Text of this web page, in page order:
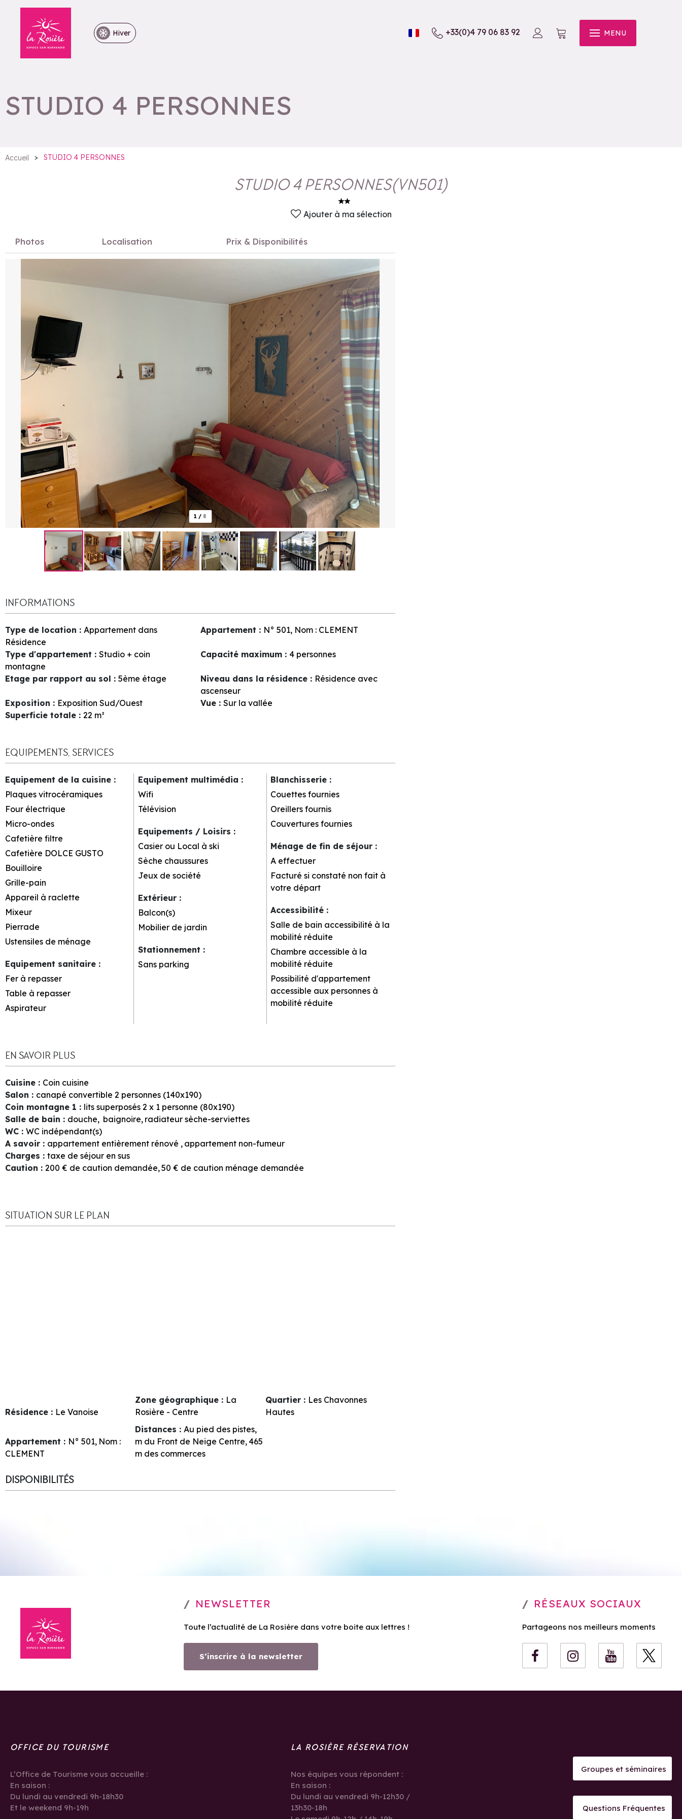
Hiver +33(0)4 79 06 83 92 MENU
STUDIO 4 PERSONNES
Accueil > STUDIO 4 PERSONNES
STUDIO 4 PERSONNES(VN501)
Ajouter à ma sélection
Photos Localisation Prix & Disponibilités
1 / 8
INFORMATIONS
Type de location : Appartement dans
Résidence
Appartement : N° 501 Nom : CLEMENT
Type d'appartement : Studio + coin
montagne
Capacité maximum : 4 personnes
Etage par rapport au sol : 5ème étage Niveau dans la résidence : Résidence avec
ascenseur
Exposition : Exposition Sud/Ouest Vue : Sur la vallée
Superficie totale : 22 m²
EQUIPEMENTS, SERVICES
Equipement de la cuisine :
Plaques vitrocéramiques
Four électrique
Micro-ondes
Cafetière filtre
Cafetière DOLCE GUSTO
Bouilloire
Grille-pain
Appareil à raclette
Mixeur
Pierrade
Ustensiles de ménage
Equipement sanitaire :
Fer à repasser
Table à repasser
Aspirateur
Equipement multimédia :
Wifi
Télévision
Equipements / Loisirs :
Casier ou Local à ski
Sèche chaussures
Jeux de société
Extérieur :
Balcon(s)
Mobilier de jardin
Stationnement :
Sans parking
Blanchisserie :
Couettes fournies
Oreillers fournis
Couvertures fournies
Ménage de fin de séjour :
A effectuer
Facturé si constaté non fait à
votre départ
Accessibilité :
Salle de bain accessibilité à la
mobilité réduite
Chambre accessible à la
mobilité réduite
Possibilité d'appartement
accessible aux personnes à
mobilité réduite
EN SAVOIR PLUS
Cuisine : Coin cuisine
Salon : canapé convertible 2 personnes (140x190)
Coin montagne 1 : lits superposés 2 x 1 personne (80x190)
Salle de bain : douche baignoire radiateur sèche-serviettes
WC : WC indépendant(s)
A savoir : appartement entièrement rénové
appartement non-fumeur
Charges : taxe de séjour en sus
Caution : 200 € de caution demandée 50 € de caution ménage demandée
SITUATION SUR LE PLAN
Résidence : Le Vanoise
Zone géographique : La
Rosière - Centre
Quartier : Les Chavonnes
Hautes
Appartement : N° 501 Nom :
CLEMENT
Distances : Au pied des pistes
m du Front de Neige Centre 465
m des commerces
DISPONIBILITÉS
NEWSLETTER
Toute l’actualité de La Rosière dans votre boite aux lettres !
S’inscrire à la newsletter
RÉSEAUX SOCIAUX
Partageons nos meilleurs moments
OFFICE DU TOURISME
L’Office de Tourisme vous accueille :
En saison :
Du lundi au vendredi 9h-18h30
Et le weekend 9h-19h
LA ROSIÈRE RÉSERVATION
Nos équipes vous répondent :
En saison :
Du lundi au vendredi 9h-12h30 /
13h30-18h
Groupes et séminaires
Questions Fréquentes